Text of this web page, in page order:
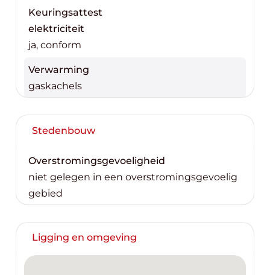
Keuringsattest
elektriciteit
ja, conform
Verwarming
gaskachels
Stedenbouw
Overstromingsgevoeligheid
niet gelegen in een overstromingsgevoelig
gebied
Ligging en omgeving